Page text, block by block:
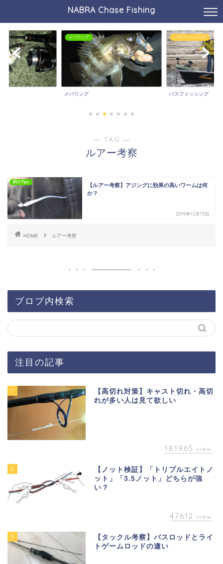
NABRA Chase Fishing
メバリング
メバリング
バスフィッシング
バスフィッシング
― TAG ―
ルアー考察
釣りTips
【ルアー考察】アジングに効果の高いワームは何
か？
2018年12月13日
HOME ルアー考察
ブロブ内検索
注目の記事
1
【高切れ対策】キャスト切れ・高切
れが多い人は見て欲しい
181965 view
2
【ノット検証】「トリプルエイトノ
ット」「3.5ノット」どちらが強
い？
47612 view
3
【タックル考察】バスロッドとライ
トゲームロッドの違い